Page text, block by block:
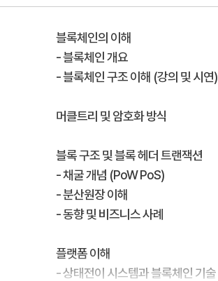
블록체인의 이해
- 블록체인 개요
- 블록체인 구조 이해 (강의 및 시연)
머클트리 및 암호화 방식
블록 구조 및 블록 헤더 트랜잭션
- 채굴 개념 (PoW PoS)
- 분산원장 이해
- 동향 및 비즈니스 사례
플랫폼 이해
- 상태전이 시스템과 블록체인 기술